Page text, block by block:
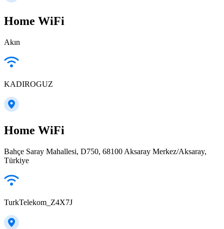
Home WiFi
Akın
KADIROGUZ
Home WiFi
Bahçe Saray Mahallesi, D750, 68100 Aksaray Merkez/Aksaray,
Türkiye
TurkTelekom_Z4X7J